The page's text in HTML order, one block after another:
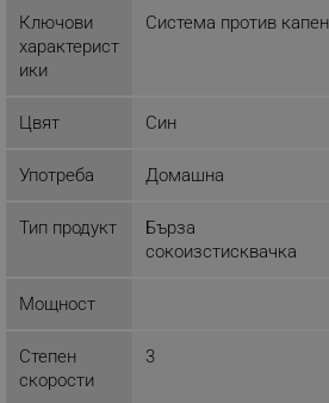
Ключови
характерист
ики
Система против
Цвят Син
Употреба Домашна
Тип продукт
Бърза
сокоизстисквачка
Мощност
Степен
скорости
3
ФУНКЦИОНАЛНОСТ
Строго необходимо
основната функционалност на
правилно без строго